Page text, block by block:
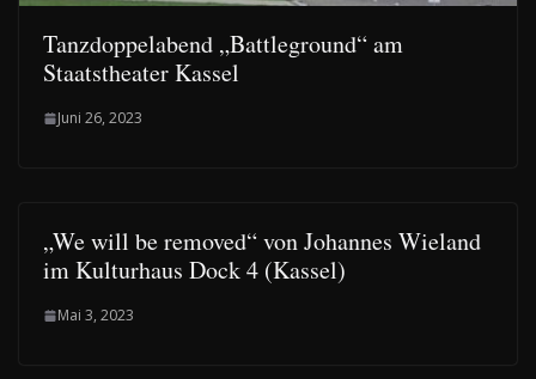
Tanzdoppelabend „Battleground“ am
Staatstheater Kassel
Juni 26, 2023
„We will be removed“ von Johannes Wieland
im Kulturhaus Dock 4 (Kassel)
Mai 3, 2023